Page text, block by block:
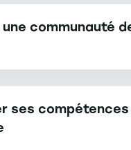
communauté
ses